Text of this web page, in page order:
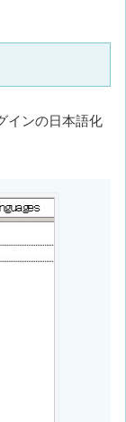
インの日本語化